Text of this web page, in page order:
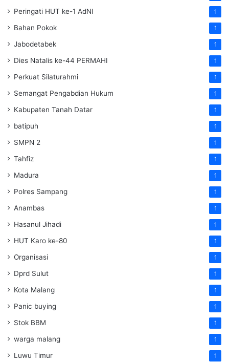
Peringati HUT ke-1 AdNI 1
Bahan Pokok 1
Jabodetabek 1
Dies Natalis ke-44 PERMAHI 1
Perkuat Silaturahmi 1
Semangat Pengabdian Hukum 1
Kabupaten Tanah Datar 1
batipuh 1
SMPN 2 1
Tahfiz 1
Madura 1
Polres Sampang 1
Anambas 1
Hasanul Jihadi 1
HUT Karo ke-80 1
Organisasi 1
Dprd Sulut 1
Kota Malang 1
Panic buying 1
Stok BBM 1
warga malang 1
Luwu Timur 1